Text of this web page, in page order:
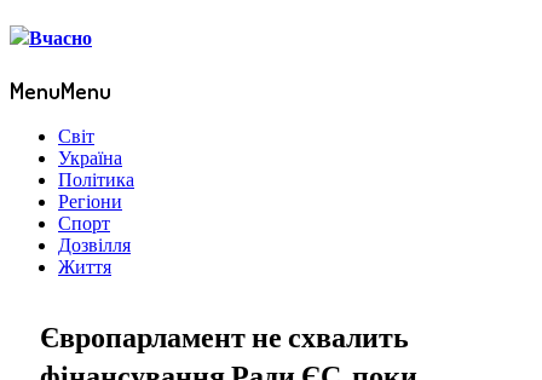
MenuMenu
Світ
Україна
Політика
Регіони
Спорт
Дозвілля
Життя
Європарламент не схвалить